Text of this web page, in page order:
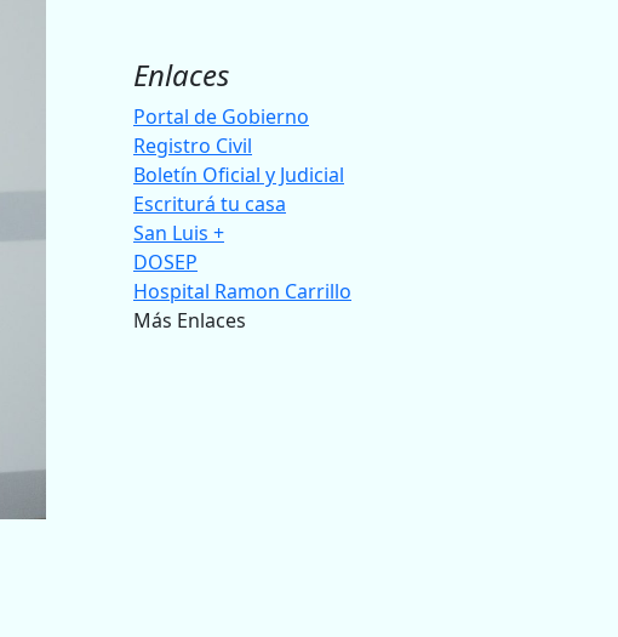
Enlaces
Portal de Gobierno
Registro Civil
Boletín Oficial y Judicial
Escriturá tu casa
San Luis +
DOSEP
Hospital Ramon Carrillo
Más Enlaces